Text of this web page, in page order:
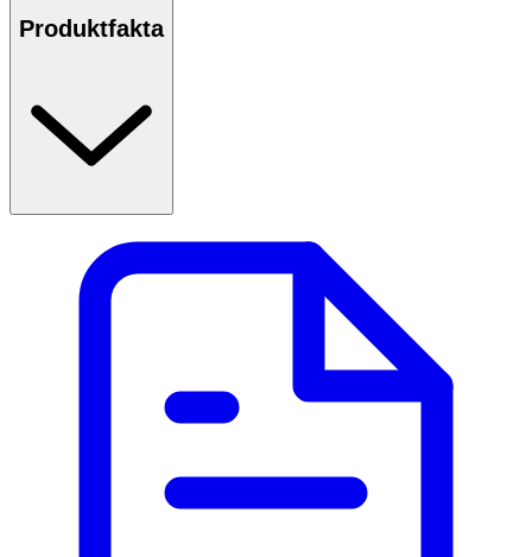
Produktfakta